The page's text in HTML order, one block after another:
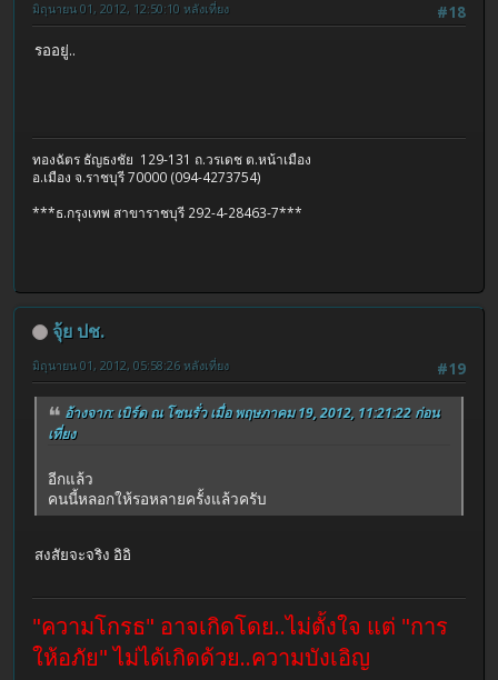
#18
มิถุนายน 01, 2012, 12:50:10 หลังเที่ยง
รออยู่..
ทองฉัตร ธัญธงชัย 129-131 ถ.วรเดช ต.หน้าเมือง
อ.เมือง จ.ราชบุรี 70000 (094-4273754)
***ธ.กรุงเทพ สาขาราชบุรี 292-4-28463-7***
จุ้ย ปช.
#19
มิถุนายน 01, 2012, 05:58:26 หลังเที่ยง
อ้างจาก: เบิร์ด ณ โซนรั่ว เมื่อ พฤษภาคม 19, 2012, 11:21:22 ก่อน
เที่ยง
อีกแล้ว
คนนี้หลอกให้รอหลายครั้งแล้วครับ
สงสัยจะจริง อิอิ
"ความโกรธ" อาจเกิดโดย..ไม่ตั้งใจ แต่ "การ
ให้อภัย" ไม่ได้เกิดด้วย..ความบังเอิญ